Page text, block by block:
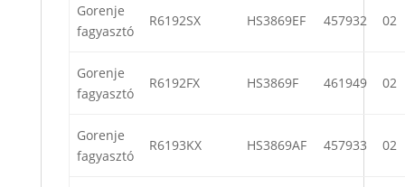
Gorenje
fagyasztó
R6192SX HS3869EF 457932 02
Gorenje
fagyasztó
R6192FX HS3869F 461949 02
Gorenje
fagyasztó
R6193KX HS3869AF 457933 02